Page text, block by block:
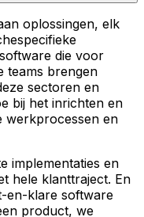
oplossingen, elk
die voor
teams brengen
sectoren en
bij het inrichten en
werkprocessen en
implementaties en
hele klanttraject. En
en-klare software
product, we